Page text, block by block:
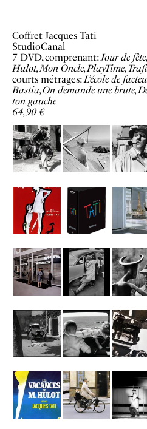
Coffret Jacques Tati
StudioCanal
7 DVD, comprenant:Jour de
Hulot,Mon Oncle,PlayTime, T
courts métrages:L’école de
Bastia,On demande une brute,
ton gauche
64,90 €